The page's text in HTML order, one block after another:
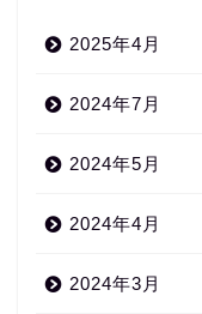
2025年4月
2024年7月
2024年5月
2024年4月
2024年3月